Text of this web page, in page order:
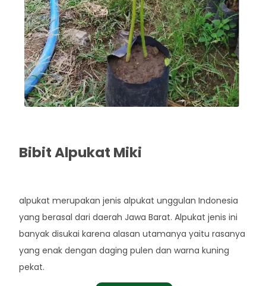
Bibit Alpukat Miki
alpukat merupakan jenis alpukat unggulan Indonesia
yang berasal dari daerah Jawa Barat. Alpukat jenis ini
banyak disukai karena alasan utamanya yaitu rasanya
yang enak dengan daging pulen dan warna kuning
pekat.